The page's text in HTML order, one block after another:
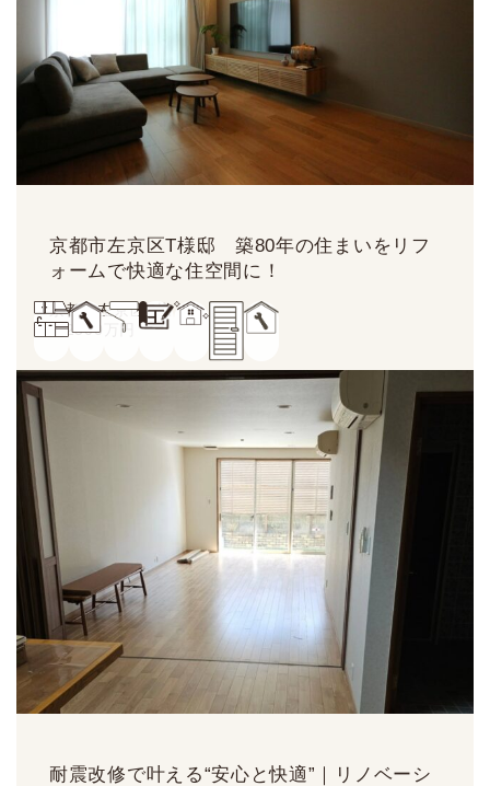
京都市左京区T様邸 築80年の住まいをリフ
ォームで快適な住空間に！
京都市左京区T様
約2500 万円
耐震改修で叶える“安心と快適”｜リノベーシ